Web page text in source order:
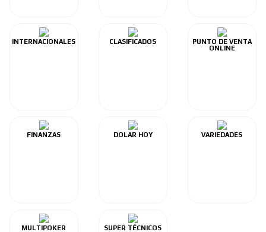
INTERNACIONALES CLASIFICADOS
PUNTO DE VENTA
ONLINE
FINANZAS DOLAR HOY VARIEDADES
MULTIPOKER SUPER TÉCNICOS